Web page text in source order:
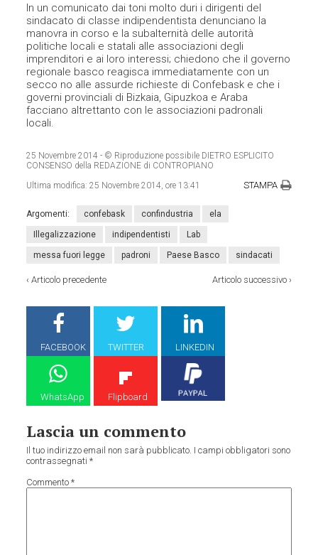
In un comunicato dai toni molto duri i dirigenti del
sindacato di classe indipendentista denunciano la
manovra in corso e la subalternità delle autorità
politiche locali e statali alle associazioni degli
imprenditori e ai loro interessi; chiedono che il governo
regionale basco reagisca immediatamente con un
secco no alle assurde richieste di Confebask e che i
governi provinciali di Bizkaia, Gipuzkoa e Araba
facciano altrettanto con le associazioni padronali
locali.
25 Novembre 2014 - © Riproduzione possibile DIETRO ESPLICITO
CONSENSO della REDAZIONE di CONTROPIANO
Ultima modifica:25 Novembre 2014, ore 13:41 STAMPA
Argomenti: confebask confindustria ela
Illegalizzazione indipendentisti Lab
messa fuori legge padroni Paese Basco sindacati
‹Articolo precedente Articolo successivo›
FACEBOOK TWITTER LINKEDIN
WhatsApp Flipboard
Lascia un commento
Il tuo indirizzo email non sarà pubblicato. I campi obbligatori sono
contrassegnati*
Commento*